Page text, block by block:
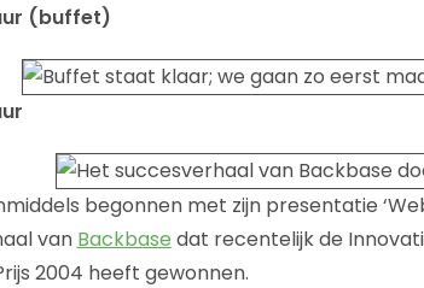
(buffet)
begonnen met zijn presentatie
van Backbase dat recentelijk de
2004 heeft gewonnen.